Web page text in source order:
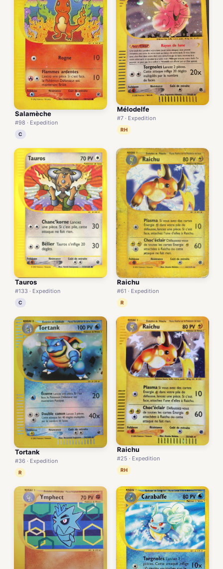
Salamèche
#98 · Expedition
C
Mélodelfe
#7 · Expedition
RH
Tauros
#133 · Expedition
C
Raichu
#61 · Expedition
R
Tortank
#36 · Expedition
R
Raichu
#25 · Expedition
RH